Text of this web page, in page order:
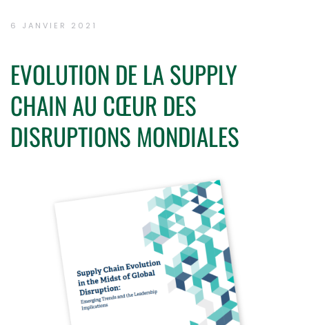
6 JANVIER 2021
EVOLUTION DE LA SUPPLY
CHAIN AU CŒUR DES
DISRUPTIONS MONDIALES